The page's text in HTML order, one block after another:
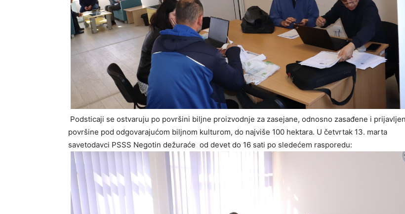
Podsticaji se ostvaruju po površini biljne proizvodnje za zasejane, odnosno zasađene i
površine pod odgovarajućom biljnom kulturom, do najviše 100 hektara. U četvrtak 13. marta
savetodavci PSSS Negotin dežuraće od devet do 16 sati po sledećem rasporedu: